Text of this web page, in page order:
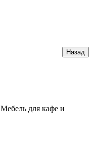
Мебель для кафе и